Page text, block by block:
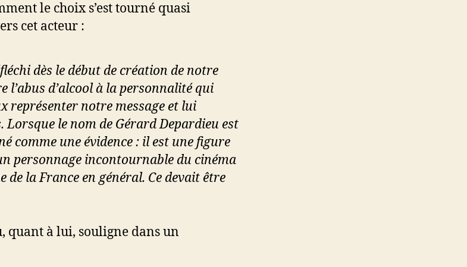
le choix s’est tourné quasi
cet acteur :
dès le début de création de notre
l’abus d’alcool à la personnalité qui
représenter notre message et lui
Lorsque le nom de Gérard Depardieu est
comme une évidence : il est une figure
personnage incontournable du cinéma
de la France en général. Ce devait être
quant à lui, souligne dans un